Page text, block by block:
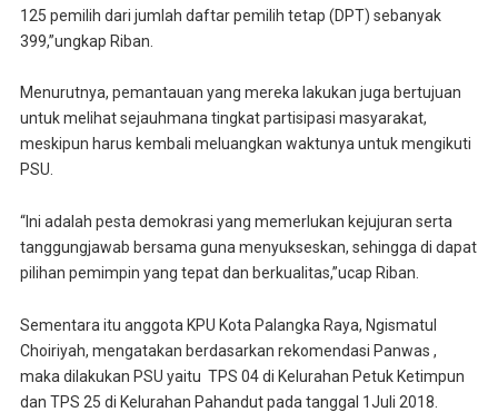
125 pemilih dari jumlah daftar pemilih tetap (DPT) sebanyak
399,”ungkap Riban.
Menurutnya, pemantauan yang mereka lakukan juga bertujuan
untuk melihat sejauhmana tingkat partisipasi masyarakat,
meskipun harus kembali meluangkan waktunya untuk mengikuti
PSU.
“Ini adalah pesta demokrasi yang memerlukan kejujuran serta
tanggungjawab bersama guna menyukseskan, sehingga di dapat
pilihan pemimpin yang tepat dan berkualitas,”ucap Riban.
Sementara itu anggota KPU Kota Palangka Raya, Ngismatul
Choiriyah, mengatakan berdasarkan rekomendasi Panwas ,
maka dilakukan PSU yaitu TPS 04 di Kelurahan Petuk Ketimpun
dan TPS 25 di Kelurahan Pahandut pada tanggal 1Juli 2018.